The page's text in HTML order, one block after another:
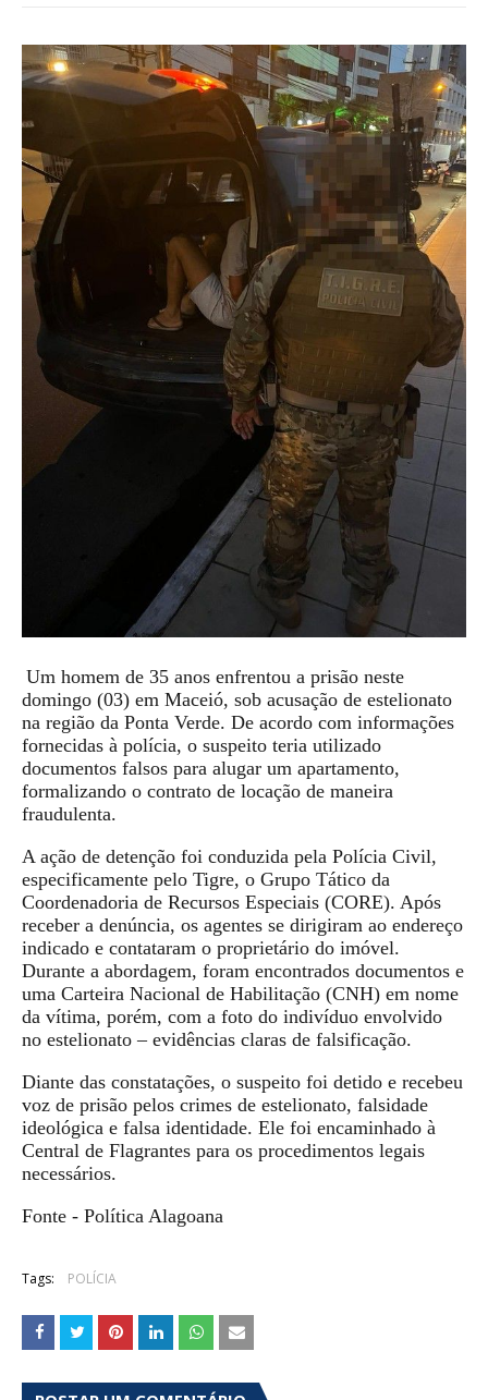
Um homem de 35 anos enfrentou a prisão neste
domingo (03) em Maceió, sob acusação de estelionato
na região da Ponta Verde. De acordo com informações
fornecidas à polícia, o suspeito teria utilizado
documentos falsos para alugar um apartamento,
formalizando o contrato de locação de maneira
fraudulenta.
A ação de detenção foi conduzida pela Polícia Civil,
especificamente pelo Tigre, o Grupo Tático da
Coordenadoria de Recursos Especiais (CORE). Após
receber a denúncia, os agentes se dirigiram ao endereço
indicado e contataram o proprietário do imóvel.
Durante a abordagem, foram encontrados documentos e
uma Carteira Nacional de Habilitação (CNH) em nome
da vítima, porém, com a foto do indivíduo envolvido
no estelionato – evidências claras de falsificação.
Diante das constatações, o suspeito foi detido e recebeu
voz de prisão pelos crimes de estelionato, falsidade
ideológica e falsa identidade. Ele foi encaminhado à
Central de Flagrantes para os procedimentos legais
necessários.
Fonte - Política Alagoana
Tags: POLÍCIA